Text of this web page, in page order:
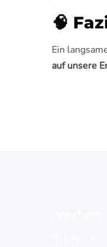
🧠
Ein
auf unsere